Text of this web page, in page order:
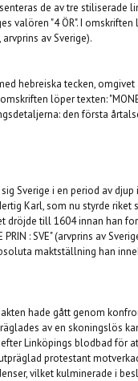
de av tre stiliserade
valören "4 ÖR". I omskriften
arvprins av Sverige).
hebreiska tecken,
löper texten:
den första
Sverige i en period av
Karl, som nu styrde riket
dröjde till 1604 innan han
: SVE" (arvprins av
maktställning han
hade gått genom
av en skoningslös
Linköpings blodbad för
protestant
vilket kulminerade i